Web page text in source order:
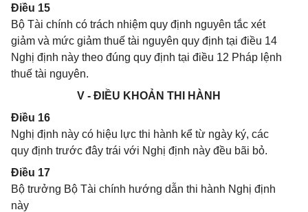
Điều 15
Bộ Tài chính có trách nhiệm quy định nguyên tắc xét
giảm và mức giảm thuế tài nguyên quy định tại điều 14
Nghị định này theo đúng quy định tại điều 12 Pháp lệnh
thuế tài nguyên.
V - ĐIỀU KHOẢN THI HÀNH
Điều 16
Nghị định này có hiệu lực thi hành kể từ ngày ký, các
quy định trước đây trái với Nghị định này đều bãi bỏ.
Điều 17
Bộ trưởng Bộ Tài chính hướng dẫn thi hành Nghị định
này